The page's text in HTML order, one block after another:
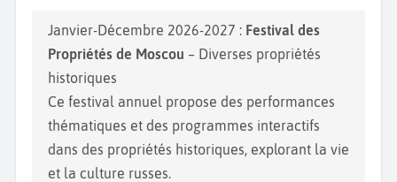
Janvier-Décembre 2026-2027 : Festival des
Propriétés de Moscou – Diverses propriétés
historiques
Ce festival annuel propose des performances
thématiques et des programmes interactifs
dans des propriétés historiques, explorant la vie
et la culture russes.